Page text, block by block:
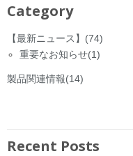
Category
【最新ニュース】 (74)
重要なお知らせ(1)
製品関連情報(14)
Recent Posts